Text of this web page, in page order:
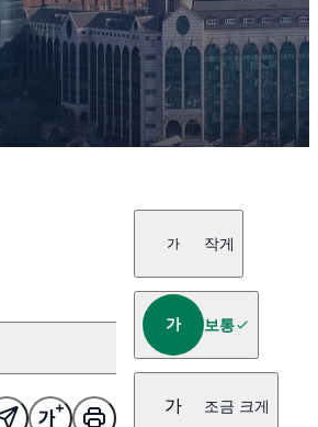
가 작게
가 보통
가 조금 크게